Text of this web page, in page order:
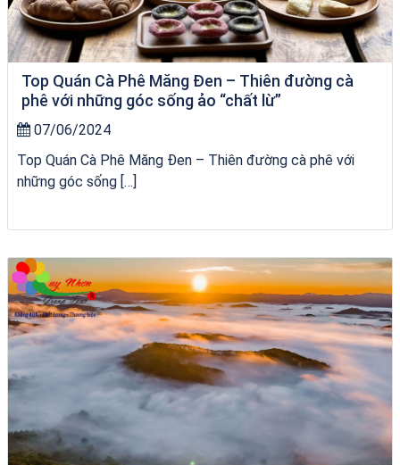
Top Quán Cà Phê Măng Đen – Thiên đường cà
phê với những góc sống ảo “chất lừ”
07/06/2024
Top Quán Cà Phê Măng Đen – Thiên đường cà phê với
những góc sống […]
bãi tắm Quy Nhơn